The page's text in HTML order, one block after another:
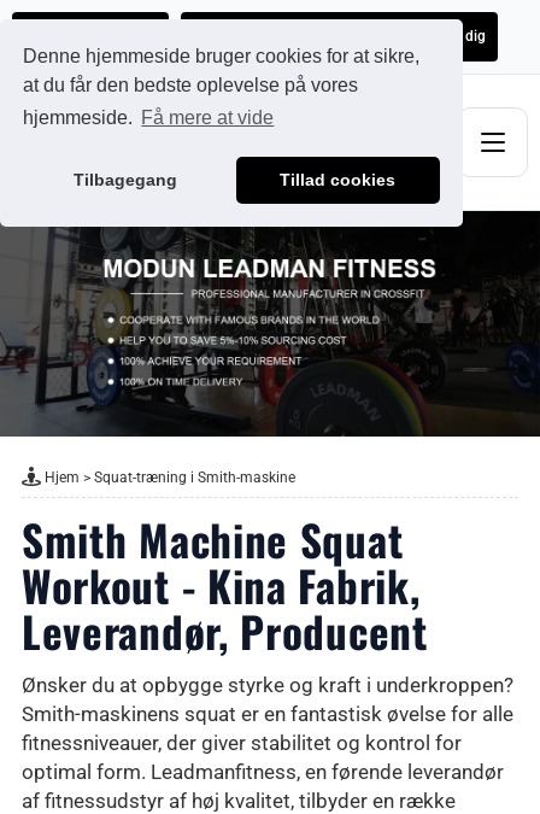
Denne hjemmeside bruger cookies for at sikre,
at du får den bedste oplevelse på vores
hjemmeside. Få mere at vide
Tilbagegang Tillad cookies
Få et uforpligtende tilbud skræddersyet til dig
Hjem > Squat-træning i Smith-maskine
Smith Machine Squat
Workout - Kina Fabrik,
Leverandør, Producent
Ønsker du at opbygge styrke og kraft i underkroppen?
Smith-maskinens squat er en fantastisk øvelse for alle
fitnessniveauer, der giver stabilitet og kontrol for
optimal form. Leadmanfitness, en førende leverandør
af fitnessudstyr af høj kvalitet, tilbyder en række